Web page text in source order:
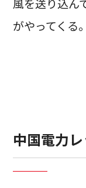
風を送り込ん
がやってくる。
中国電力